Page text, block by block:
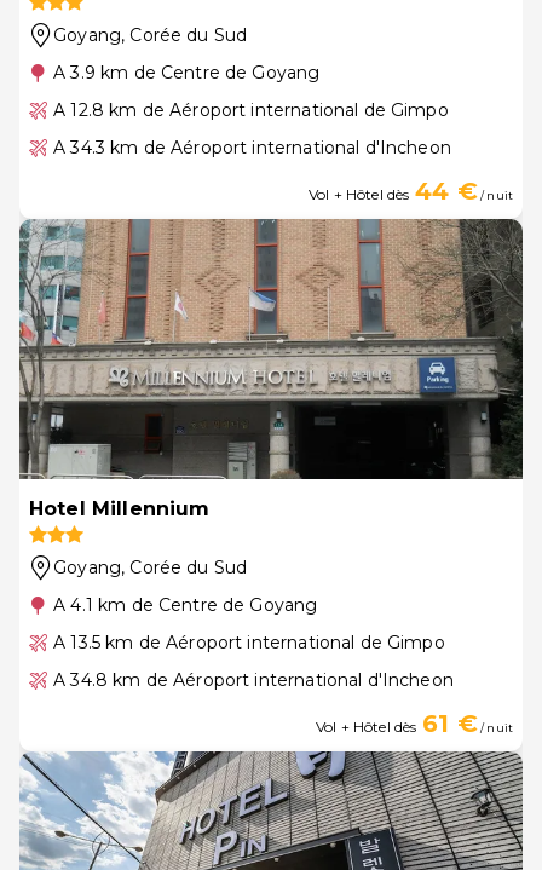
Goyang, Corée du Sud
A 3.9 km de Centre de Goyang
A 12.8 km de Aéroport international de Gimpo
A 34.3 km de Aéroport international d'Incheon
Vol + Hôtel dès 44 €/ nuit
Hotel Millennium
Goyang, Corée du Sud
A 4.1 km de Centre de Goyang
A 13.5 km de Aéroport international de Gimpo
A 34.8 km de Aéroport international d'Incheon
Vol + Hôtel dès 61 €/ nuit